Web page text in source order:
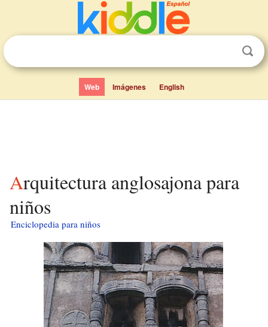
Web Imágenes English
Arquitectura anglosajona para
niños
Enciclopedia para niños